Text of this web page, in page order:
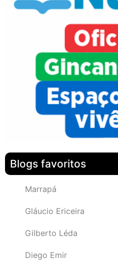
Blogs favoritos
Marrapá
Gláucio Ericeira
Gilberto Léda
Diego Emir